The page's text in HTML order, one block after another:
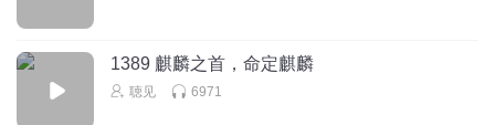
1389 麒麟之首，命定麒麟
聴见 6971